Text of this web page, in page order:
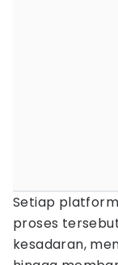
Setiap
proses
kesadaran,